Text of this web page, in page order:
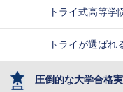
トライ式高等学
トライが選ばれ
圧倒的な大学合格